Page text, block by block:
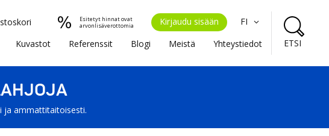
Esitetyt hinnat ovat
arvonlisäverottomia
Kirjaudu sisään
FI
Kuvastot Referenssit Blogi Meistä Yhteystiedot ETSI
ja ammattitaitoisesti.